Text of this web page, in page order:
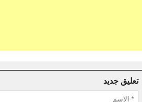
تعليق جديد